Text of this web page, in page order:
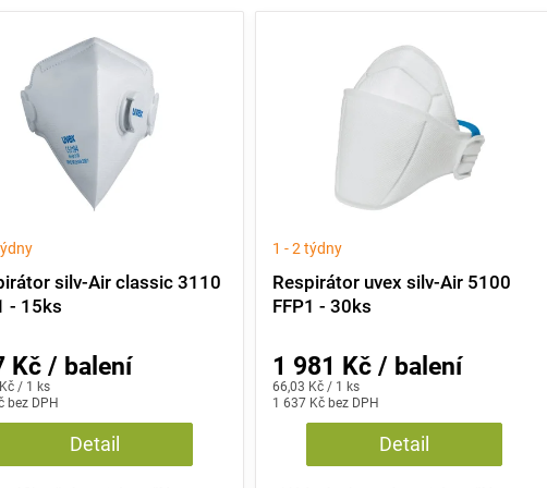
silv-Air classic 3110
- 15ks
bez DPH
Kč / balení
/ 1 ks
Detail
Respirátor uvex silv-Air 5100
FFP1 - 30ks
1 - 2 týdny
1 637 Kč bez DPH
1 981 Kč / balení
Měrná
cena:
66,03 Kč / 1 ks
Detail